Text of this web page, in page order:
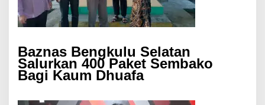
Baznas Bengkulu Selatan
Salurkan 400 Paket Sembako
Bagi Kaum Dhuafa